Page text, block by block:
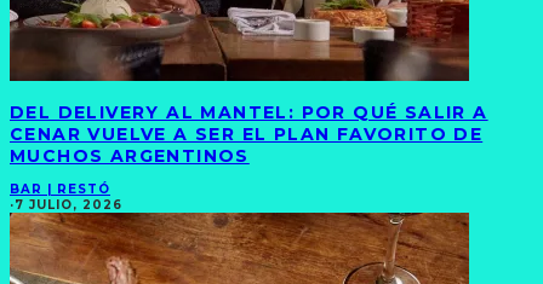
DEL DELIVERY AL MANTEL: POR QUÉ SALIR A
CENAR VUELVE A SER EL PLAN FAVORITO DE
MUCHOS ARGENTINOS
BAR | RESTÓ
·7 JULIO, 2026